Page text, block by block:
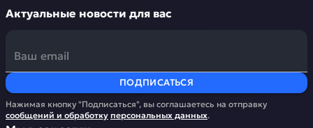
Актуальные новости для вас
ПОДПИСАТЬСЯ
Нажимая кнопку "Подписаться", вы соглашаетесь на отправку
сообщений и обработку персональных данных.